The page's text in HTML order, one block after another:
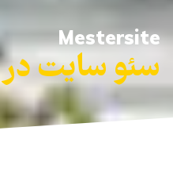
Mestersite
سئو سایت در